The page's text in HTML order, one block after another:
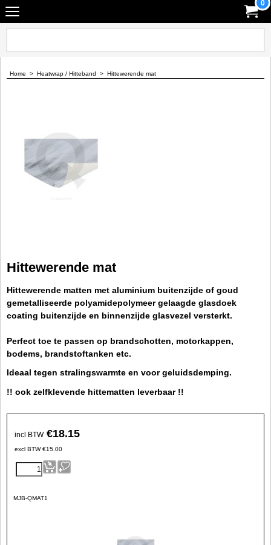
0
Home > Heatwrap / Hitteband > Hittewerende mat
Hittewerende mat
Hittewerende matten met aluminium buitenzijde of goud
gemetalliseerde polyamidepolymeer gelaagde glasdoek
coating buitenzijde en binnenzijde glasvezel versterkt.
Perfect toe te passen op brandschotten, motorkappen,
bodems, brandstoftanken etc.
Ideaal tegen stralingswarmte en voor geluidsdemping.
!! ook zelfklevende hittematten leverbaar !!
incl BTW €18.15
excl BTW €15.00
MJB-QMAT1